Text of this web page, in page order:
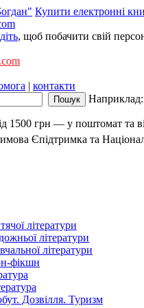
Купити електронні
, щоб побачити свій
| контакти
Наприклад:
1500 грн — у поштомат та
Єпідтримка та
літератури
літератури
літератури
фікшн
Дозвілля. Туризм